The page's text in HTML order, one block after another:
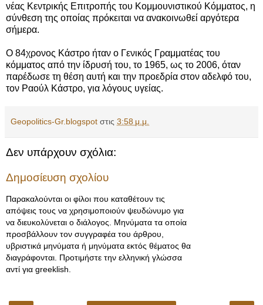
νέας Κεντρικής Επιτροπής του Κομμουνιστικού Κόμματος, η
σύνθεση της οποίας πρόκειται να ανακοινωθεί αργότερα
σήμερα.
Ο 84χρονος Κάστρο ήταν ο Γενικός Γραμματέας του
κόμματος από την ίδρυσή του, το 1965, ως το 2006, όταν
παρέδωσε τη θέση αυτή και την προεδρία στον αδελφό του,
τον Ραούλ Κάστρο, για λόγους υγείας.
Geopolitics-Gr.blogspot στις 3:58 μ.μ.
Δεν υπάρχουν σχόλια:
Δημοσίευση σχολίου
Παρακαλούνται οι φίλοι που καταθέτουν τις
απόψεις τους να χρησιμοποιούν ψευδώνυμο για
να διευκολύνεται ο διάλογος. Μηνύματα τα οποία
προσβάλλουν τον συγγραφέα του άρθρου,
υβριστικά μηνύματα ή μηνύματα εκτός θέματος θα
διαγράφονται. Προτιμήστε την ελληνική γλώσσα
αντί για greeklish.